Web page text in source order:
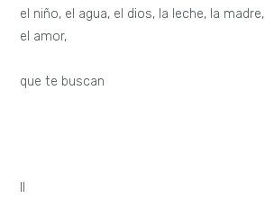
el niño, el agua, el dios, la leche, la madre,
el amor,
que te buscan